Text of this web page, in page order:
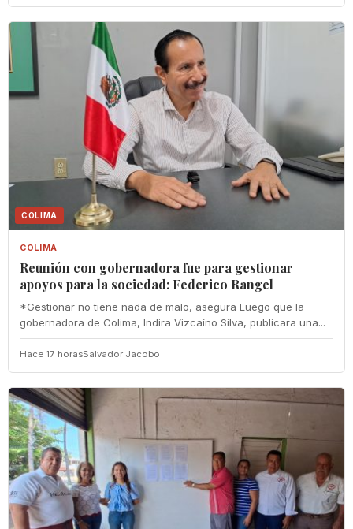
COLIMA
COLIMA
Reunión con gobernadora fue para gestionar
apoyos para la sociedad: Federico Rangel
*Gestionar no tiene nada de malo, asegura Luego que la
gobernadora de Colima, Indira Vizcaíno Silva, publicara una...
Hace 17 horasSalvador Jacobo